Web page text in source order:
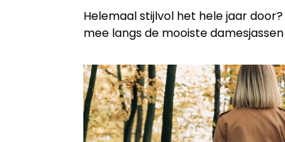
Helemaal stijlvol het hele jaar
mee langs de mooiste